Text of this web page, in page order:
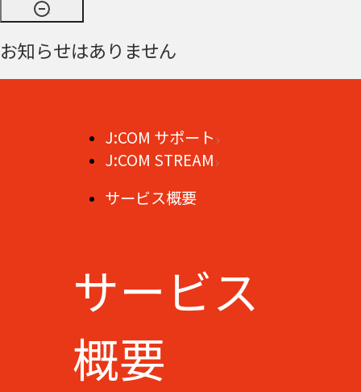
お知らせはありません
J:COM サポート
J:COM STREAM
サービス概要
サービス
概要